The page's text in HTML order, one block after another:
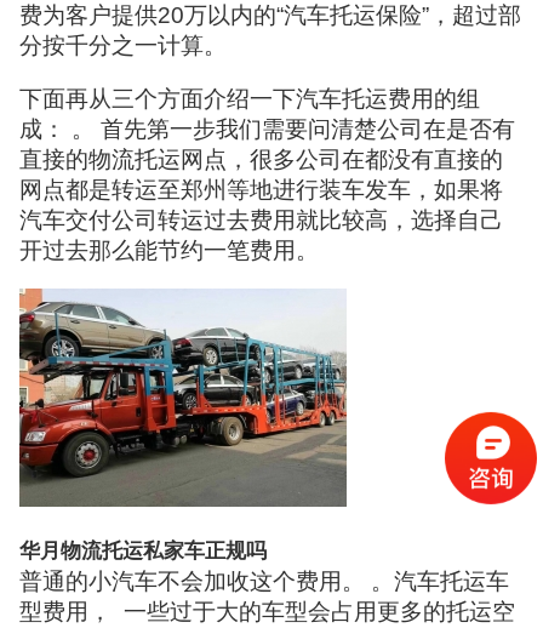
费为客户提供20万以内的“汽车托运保险”，超过部
分按千分之一计算。
下面再从三个方面介绍一下汽车托运费用的组
成： 。 首先第一步我们需要问清楚公司在是否有
直接的物流托运网点，很多公司在都没有直接的
网点都是转运至郑州等地进行装车发车，如果将
汽车交付公司转运过去费用就比较高，选择自己
开过去那么能节约一笔费用。
华月物流托运私家车正规吗
普通的小汽车不会加收这个费用。 。汽车托运车
型费用， 一些过于大的车型会占用更多的托运空